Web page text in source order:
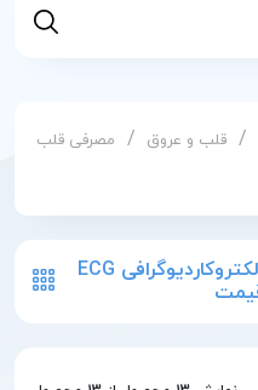
/ قلب و عروق /
مصرفی قلب
خرید کابل نوارقلب، لیدوایر الکتروکاردیوگرافی ECG